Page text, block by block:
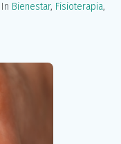
In Bienestar, Fisioterapia,